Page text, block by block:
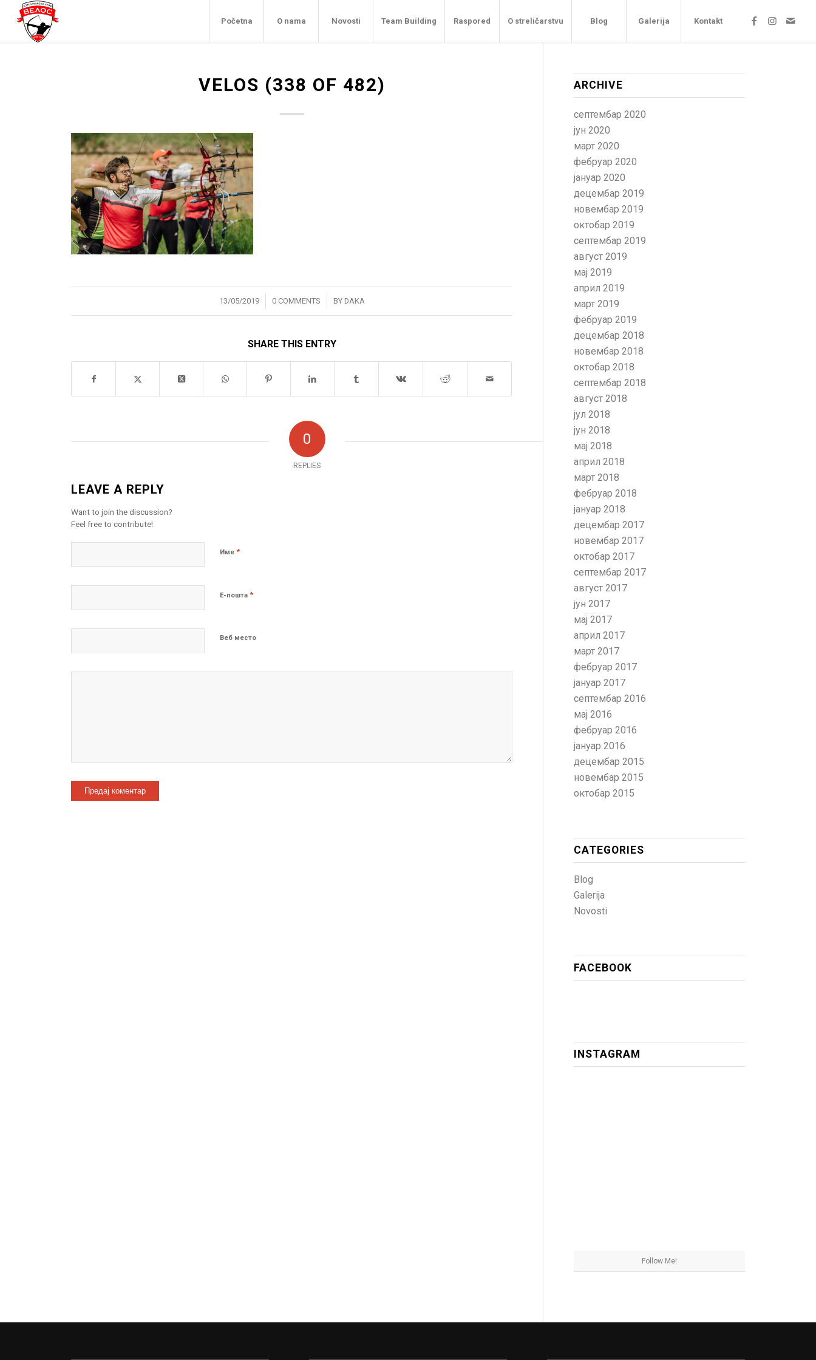
Početna O nama Novosti Team Building Raspored O streličarstvu Blog Galerija Kontakt
VELOS (338 OF 482)
13/05/2019
/ 0 COMMENTS
/ BY DAKA
SHARE THIS ENTRY
0
REPLIES
LEAVE A REPLY
Want to join the discussion?
Feel free to contribute!
Име*
Е-пошта*
Веб место
ARCHIVE
септембар 2020
јун 2020
март 2020
фебруар 2020
јануар 2020
децембар 2019
новембар 2019
октобар 2019
септембар 2019
август 2019
мај 2019
април 2019
март 2019
фебруар 2019
децембар 2018
новембар 2018
октобар 2018
септембар 2018
август 2018
јул 2018
јун 2018
мај 2018
април 2018
март 2018
фебруар 2018
јануар 2018
децембар 2017
новембар 2017
октобар 2017
септембар 2017
август 2017
јун 2017
мај 2017
април 2017
март 2017
фебруар 2017
јануар 2017
септембар 2016
мај 2016
фебруар 2016
јануар 2016
децембар 2015
новембар 2015
октобар 2015
CATEGORIES
Blog
Galerija
Novosti
FACEBOOK
INSTAGRAM
Follow Me!